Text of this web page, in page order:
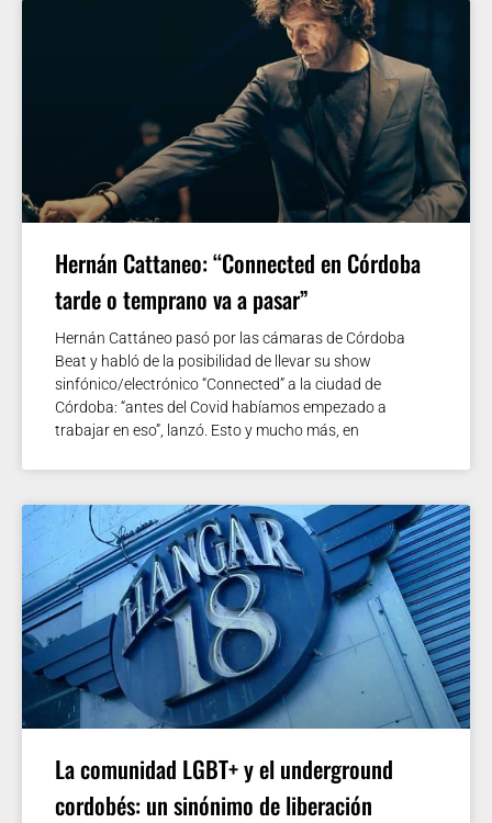
Hernán Cattaneo: “Connected en Córdoba
tarde o temprano va a pasar”
Hernán Cattáneo pasó por las cámaras de Córdoba
Beat y habló de la posibilidad de llevar su show
sinfónico/electrónico “Connected” a la ciudad de
Córdoba: “antes del Covid habíamos empezado a
trabajar en eso”, lanzó. Esto y mucho más, en
La comunidad LGBT+ y el underground
cordobés: un sinónimo de liberación